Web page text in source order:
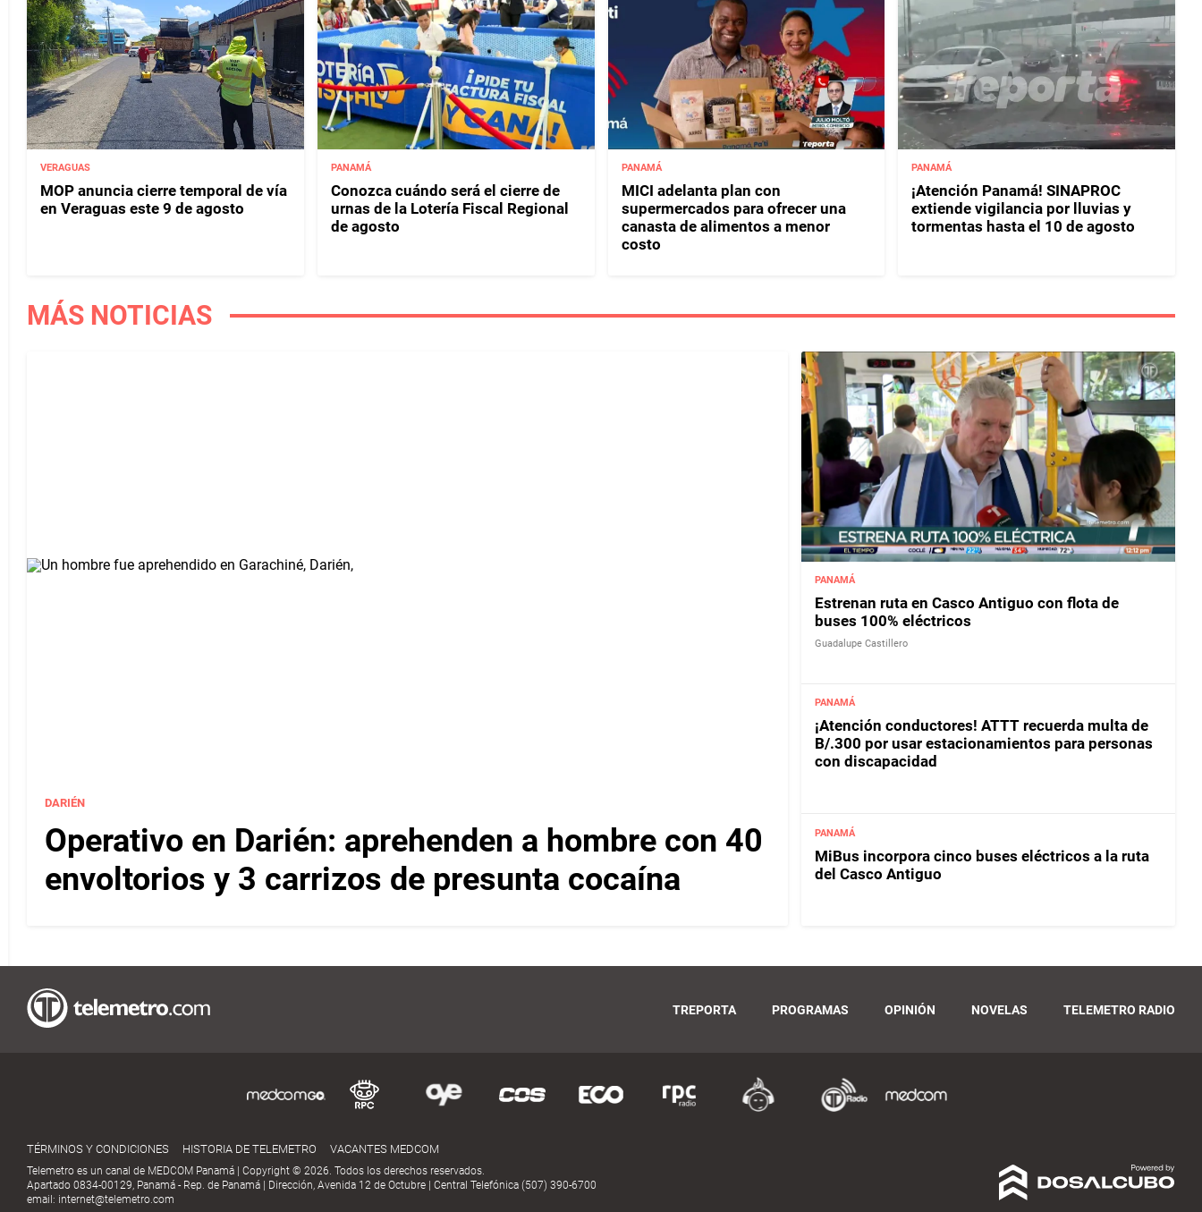
VERAGUAS
MOP anuncia cierre temporal de vía
en Veraguas este 9 de agosto
PANAMÁ
Conozca cuándo será el cierre de
urnas de la Lotería Fiscal Regional
de agosto
PANAMÁ
MICI adelanta plan con
supermercados para ofrecer una
canasta de alimentos a menor
costo
PANAMÁ
¡Atención Panamá! SINAPROC
extiende vigilancia por lluvias y
tormentas hasta el 10 de agosto
MÁS NOTICIAS
DARIÉN
Operativo en Darién: aprehenden a hombre con 40
envoltorios y 3 carrizos de presunta cocaína
PANAMÁ
Estrenan ruta en Casco Antiguo con flota de
buses 100% eléctricos
Guadalupe Castillero
PANAMÁ
¡Atención conductores! ATTT recuerda multa de
B/.300 por usar estacionamientos para personas
con discapacidad
PANAMÁ
MiBus incorpora cinco buses eléctricos a la ruta
del Casco Antiguo
TREPORTA PROGRAMAS OPINIÓN NOVELAS TELEMETRO RADIO
TÉRMINOS Y CONDICIONES HISTORIA DE TELEMETRO VACANTES MEDCOM
Telemetro es un canal de MEDCOM Panamá | Copyright © 2026. Todos los derechos reservados.
Apartado 0834-00129, Panamá - Rep. de Panamá | Dirección, Avenida 12 de Octubre | Central Telefónica (507) 390-6700
email: internet@telemetro.com